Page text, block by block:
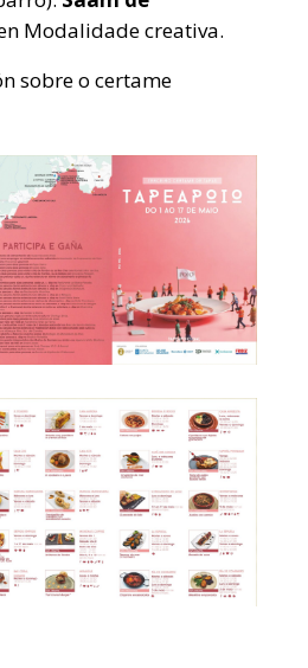
Modalidade creativa.
sobre o certame